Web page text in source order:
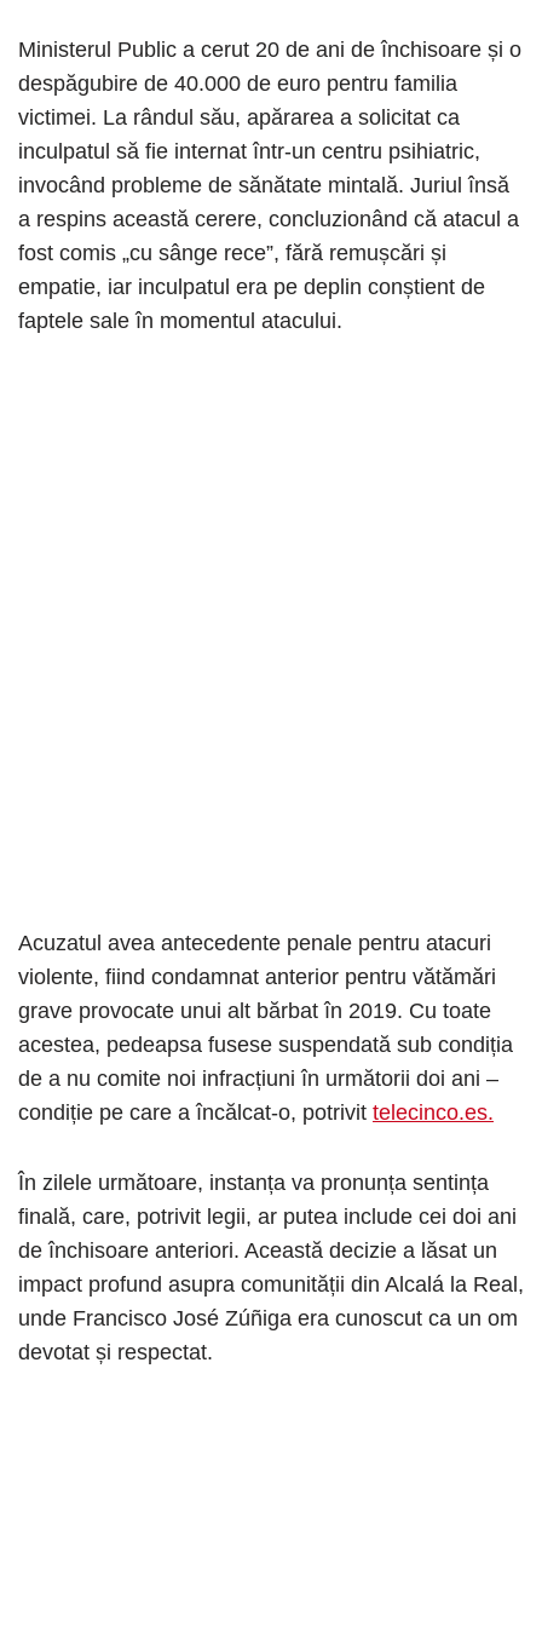
Ministerul Public a cerut 20 de ani de închisoare și o
despăgubire de 40.000 de euro pentru familia
victimei. La rândul său, apărarea a solicitat ca
inculpatul să fie internat într-un centru psihiatric,
invocând probleme de sănătate mintală. Juriul însă
a respins această cerere, concluzionând că atacul a
fost comis „cu sânge rece”, fără remușcări și
empatie, iar inculpatul era pe deplin conștient de
faptele sale în momentul atacului.
Acuzatul avea antecedente penale pentru atacuri
violente, fiind condamnat anterior pentru vătămări
grave provocate unui alt bărbat în 2019. Cu toate
acestea, pedeapsa fusese suspendată sub condiția
de a nu comite noi infracțiuni în următorii doi ani –
condiție pe care a încălcat-o, potrivit telecinco.es.
În zilele următoare, instanța va pronunța sentința
finală, care, potrivit legii, ar putea include cei doi ani
de închisoare anteriori. Această decizie a lăsat un
impact profund asupra comunității din Alcalá la Real,
unde Francisco José Zúñiga era cunoscut ca un om
devotat și respectat.